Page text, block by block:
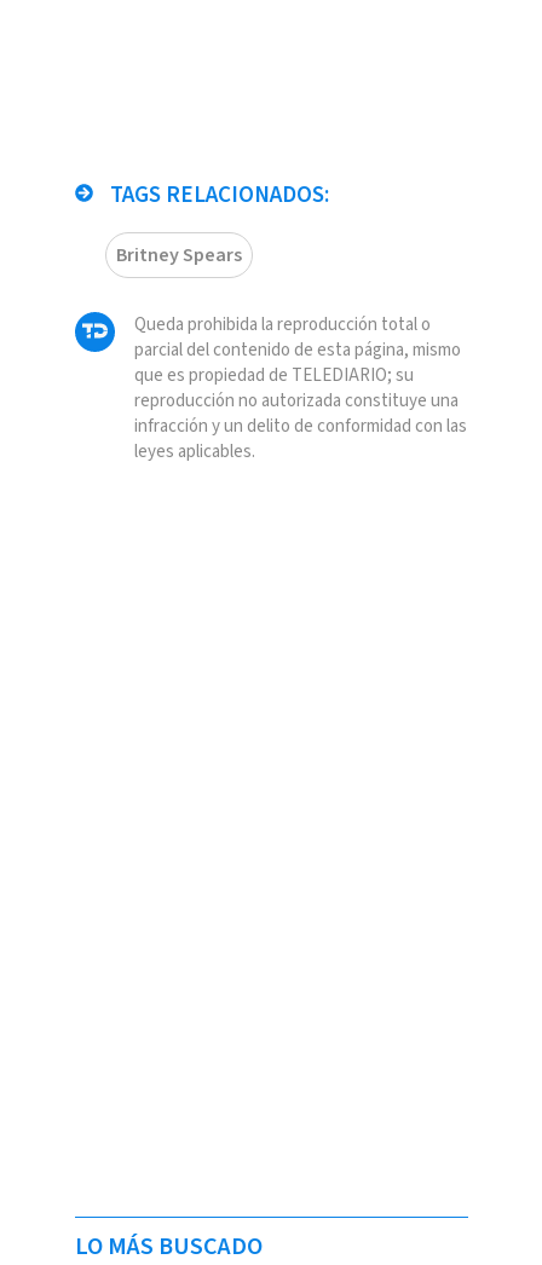
TAGS RELACIONADOS:
Britney Spears
Queda prohibida la reproducción total o
parcial del contenido de esta página, mismo
que es propiedad de TELEDIARIO; su
reproducción no autorizada constituye una
infracción y un delito de conformidad con las
leyes aplicables.
LO MÁS BUSCADO